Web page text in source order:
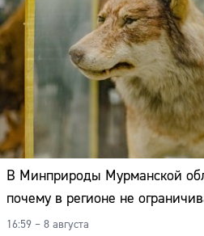
В Минприроды Мурманской
почему в регионе не
16:59 – 8 августа